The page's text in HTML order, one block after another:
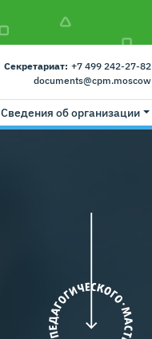
Секретариат: +7 499 242-27-82
documents@cpm.moscow
Сведения об организации